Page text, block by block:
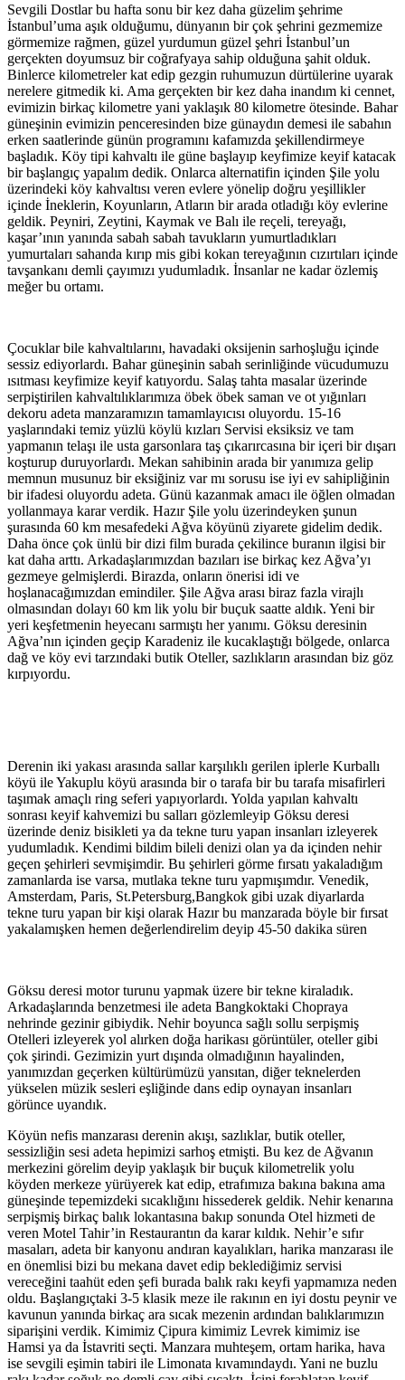
Sevgili Dostlar bu hafta sonu bir kez daha güzelim şehrime
İstanbul’uma aşık olduğumu, dünyanın bir çok şehrini gezmemize
görmemize rağmen, güzel yurdumun güzel şehri İstanbul’un
gerçekten doyumsuz bir coğrafyaya sahip olduğuna şahit olduk.
Binlerce kilometreler kat edip gezgin ruhumuzun dürtülerine uyarak
nerelere gitmedik ki. Ama gerçekten bir kez daha inandım ki cennet,
evimizin birkaç kilometre yani yaklaşık 80 kilometre ötesinde. Bahar
güneşinin evimizin penceresinden bize günaydın demesi ile sabahın
erken saatlerinde günün programını kafamızda şekillendirmeye
başladık. Köy tipi kahvaltı ile güne başlayıp keyfimize keyif katacak
bir başlangıç yapalım dedik. Onlarca alternatifin içinden Şile yolu
üzerindeki köy kahvaltısı veren evlere yönelip doğru yeşillikler
içinde İneklerin, Koyunların, Atların bir arada otladığı köy evlerine
geldik. Peyniri, Zeytini, Kaymak ve Balı ile reçeli, tereyağı,
kaşar’ının yanında sabah sabah tavukların yumurtladıkları
yumurtaları sahanda kırıp mis gibi kokan tereyağının cızırtıları içinde
tavşankanı demli çayımızı yudumladık. İnsanlar ne kadar özlemiş
meğer bu ortamı.
Çocuklar bile kahvaltılarını, havadaki oksijenin sarhoşluğu içinde
sessiz ediyorlardı. Bahar güneşinin sabah serinliğinde vücudumuzu
ısıtması keyfimize keyif katıyordu. Salaş tahta masalar üzerinde
serpiştirilen kahvaltılıklarımıza öbek öbek saman ve ot yığınları
dekoru adeta manzaramızın tamamlayıcısı oluyordu. 15-16
yaşlarındaki temiz yüzlü köylü kızları Servisi eksiksiz ve tam
yapmanın telaşı ile usta garsonlara taş çıkarırcasına bir içeri bir dışarı
koşturup duruyorlardı. Mekan sahibinin arada bir yanımıza gelip
memnun musunuz bir eksiğiniz var mı sorusu ise iyi ev sahipliğinin
bir ifadesi oluyordu adeta. Günü kazanmak amacı ile öğlen olmadan
yollanmaya karar verdik. Hazır Şile yolu üzerindeyken şunun
şurasında 60 km mesafedeki Ağva köyünü ziyarete gidelim dedik.
Daha önce çok ünlü bir dizi film burada çekilince buranın ilgisi bir
kat daha arttı. Arkadaşlarımızdan bazıları ise birkaç kez Ağva’yı
gezmeye gelmişlerdi. Birazda, onların önerisi idi ve
hoşlanacağımızdan emindiler. Şile Ağva arası biraz fazla virajlı
olmasından dolayı 60 km lik yolu bir buçuk saatte aldık. Yeni bir
yeri keşfetmenin heyecanı sarmıştı her yanımı. Göksu deresinin
Ağva’nın içinden geçip Karadeniz ile kucaklaştığı bölgede, onlarca
dağ ve köy evi tarzındaki butik Oteller, sazlıkların arasından biz göz
kırpıyordu.
Derenin iki yakası arasında sallar karşılıklı gerilen iplerle Kurballı
köyü ile Yakuplu köyü arasında bir o tarafa bir bu tarafa misafirleri
taşımak amaçlı ring seferi yapıyorlardı. Yolda yapılan kahvaltı
sonrası keyif kahvemizi bu salları gözlemleyip Göksu deresi
üzerinde deniz bisikleti ya da tekne turu yapan insanları izleyerek
yudumladık. Kendimi bildim bileli denizi olan ya da içinden nehir
geçen şehirleri sevmişimdir. Bu şehirleri görme fırsatı yakaladığım
zamanlarda ise varsa, mutlaka tekne turu yapmışımdır. Venedik,
Amsterdam, Paris, St.Petersburg,Bangkok gibi uzak diyarlarda
tekne turu yapan bir kişi olarak Hazır bu manzarada böyle bir fırsat
yakalamışken hemen değerlendirelim deyip 45-50 dakika süren
Göksu deresi motor turunu yapmak üzere bir tekne kiraladık.
Arkadaşlarında benzetmesi ile adeta Bangkoktaki Chopraya
nehrinde gezinir gibiydik. Nehir boyunca sağlı sollu serpişmiş
Otelleri izleyerek yol alırken doğa harikası görüntüler, oteller gibi
çok şirindi. Gezimizin yurt dışında olmadığının hayalinden,
yanımızdan geçerken kültürümüzü yansıtan, diğer teknelerden
yükselen müzik sesleri eşliğinde dans edip oynayan insanları
görünce uyandık.
Köyün nefis manzarası derenin akışı, sazlıklar, butik oteller,
sessizliğin sesi adeta hepimizi sarhoş etmişti. Bu kez de Ağvanın
merkezini görelim deyip yaklaşık bir buçuk kilometrelik yolu
köyden merkeze yürüyerek kat edip, etrafımıza bakına bakına ama
güneşinde tepemizdeki sıcaklığını hissederek geldik. Nehir kenarına
serpişmiş birkaç balık lokantasına bakıp sonunda Otel hizmeti de
veren Motel Tahir’in Restaurantın da karar kıldık. Nehir’e sıfır
masaları, adeta bir kanyonu andıran kayalıkları, harika manzarası ile
en önemlisi bizi bu mekana davet edip beklediğimiz servisi
vereceğini taahüt eden şefi burada balık rakı keyfi yapmamıza neden
oldu. Başlangıçtaki 3-5 klasik meze ile rakının en iyi dostu peynir ve
kavunun yanında birkaç ara sıcak mezenin ardından balıklarımızın
siparişini verdik. Kimimiz Çipura kimimiz Levrek kimimiz ise
Hamsi ya da İstavriti seçti. Manzara muhteşem, ortam harika, hava
ise sevgili eşimin tabiri ile Limonata kıvamındaydı. Yani ne buzlu